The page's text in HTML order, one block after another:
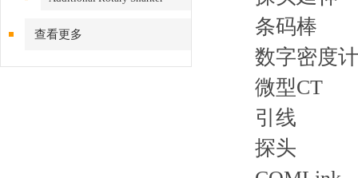
查看更多
条码棒
数字密度计
微型CT
引线
探头